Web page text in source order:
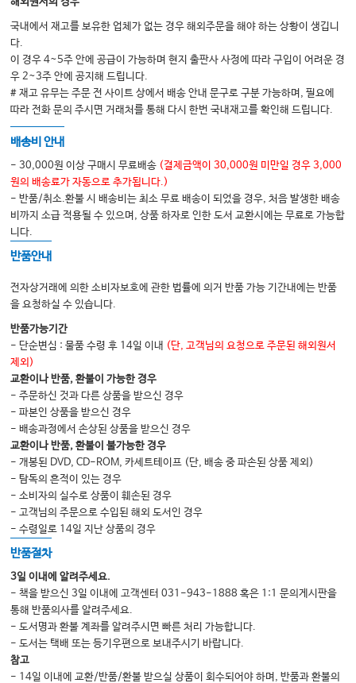
#28. 영문처방전을 요구할 때
#29. 실손보험가입을 위해 소견서를 요청할 때
#30. 실손보험금 청구를 위한 소견서 작성
#31. 자격증 취득 시 필요한 건강진단서
#32. 공무원 채용신체검사서 발급에 대하여
#33. 2026 장애인증명서 발급기준
03. 진료할 때 작성·확인할 서류
#35. ‘기록’과 ‘기록지’의 차이
#36. 초음파 기록(영상/판독소견서) 보관
#38. 환자 본인이 맞는지 확인하는 과정
#39. 급여대상인지 비급여대상인지 헷갈릴 때는 - 급여제한여부조회
#40. 비급여 설명, 고지, 보고의무
#41. “비급여동의서”는 언제 받아야 할까?
#42. 초음파와 비급여동의서
#43. 골밀도검사와 비급여동의서
#44. 해외출국자의 처방전 대리수령이 가능한가?
#45. 보호자관련 민원에서 법과 현실
#46. 처방전에 기재해야 할 내용
#47. 처방전 관련 민원 정리(재발급, 분실, 미리 내원)
#48. 환자가 전화를 걸어서 비대면진료를 요청하면?
#49. 비대면진료의 주요 민원(지침 일부를 발췌)
#50. 요양급여의뢰서
#51. 의뢰회송사업과 데이터전송
#52. 의뢰회송사업과 진료의뢰료청구 코드
#53. 의료급여 관련 서류(의료급여연장신청서, 의료급여의뢰서, 선택의료급여
국내에서 재고를 보유한 업체가 없는 경우 해외주문을 해야 하는 상황이 생깁니
다.
이 경우 4~5주 안에 공급이 가능하며 현지 출판사 사정에 따라 구입이 어려운 경
우 2~3주 안에 공지해 드립니다.
# 재고 유무는 주문 전 사이트 상에서 배송 안내 문구로 구분 가능하며, 필요에
따라 전화 문의 주시면 거래처를 통해 다시 한번 국내재고를 확인해 드립니다.
배송비 안내
- 30,000원 이상 구매시 무료배송 (결제금액이 30,000원 미만일 경우 3,000
원의 배송료가 자동으로 추가됩니다.)
- 반품/취소.환불 시 배송비는 최소 무료 배송이 되었을 경우, 처음 발생한 배송
비까지 소급 적용될 수 있으며, 상품 하자로 인한 도서 교환시에는 무료로 가능합
니다.
반품안내
전자상거래에 의한 소비자보호에 관한 법률에 의거 반품 가능 기간내에는 반품
을 요청하실 수 있습니다.
반품가능기간
- 단순변심 : 물품 수령 후 14일 이내 (단, 고객님의 요청으로 주문된 해외원서
제외)
교환이나 반품, 환불이 가능한 경우
- 주문하신 것과 다른 상품을 받으신 경우
- 파본인 상품을 받으신 경우
- 배송과정에서 손상된 상품을 받으신 경우
교환이나 반품, 환불이 불가능한 경우
- 개봉된 DVD, CD-ROM, 카세트테이프 (단, 배송 중 파손된 상품 제외)
- 탐독의 흔적이 있는 경우
- 소비자의 실수로 상품이 훼손된 경우
- 고객님의 주문으로 수입된 해외 도서인 경우
- 수령일로 14일 지난 상품의 경우
반품절차
3일 이내에 알려주세요.
- 책을 받으신 3일 이내에 고객센터 031-943-1888 혹은 1:1 문의게시판을
통해 반품의사를 알려주세요.
- 도서명과 환불 계좌를 알려주시면 빠른 처리 가능합니다.
- 도서는 택배 또는 등기우편으로 보내주시기 바랍니다.
참고
- 14일 이내에 교환/반품/환불 받으실 상품이 회수되어야 하며, 반품과 환불의